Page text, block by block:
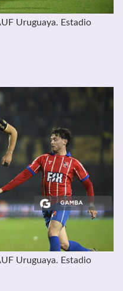
Uruguaya. Estadio
Uruguaya. Estadio